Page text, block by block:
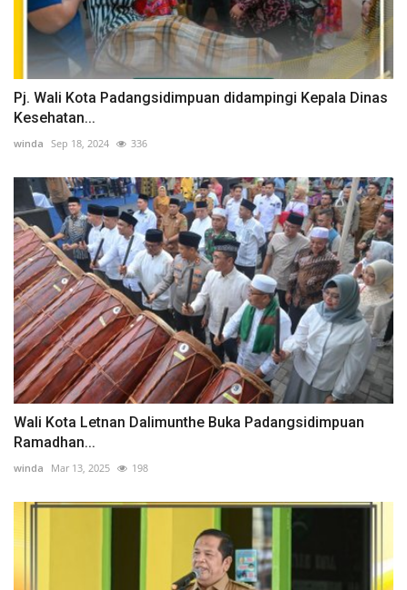
Pj. Wali Kota Padangsidimpuan didampingi Kepala Dinas
Kesehatan...
winda Sep 18, 2024 336
Wali Kota Letnan Dalimunthe Buka Padangsidimpuan
Ramadhan...
winda Mar 13, 2025 198